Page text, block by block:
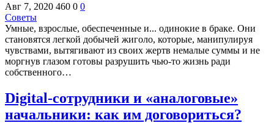
Авг 7, 2020 460 0 0
Советы
Умные, взрослые, обеспеченные и... одинокие в браке. Они
становятся легкой добычей жиголо, которые, манипулируя
чувствами, вытягивают из своих жертв немалые суммы и не
моргнув глазом готовы разрушить чью-то жизнь ради
собственного…
Digital-сотрудники и «аналоговые»
начальники: как им договориться?